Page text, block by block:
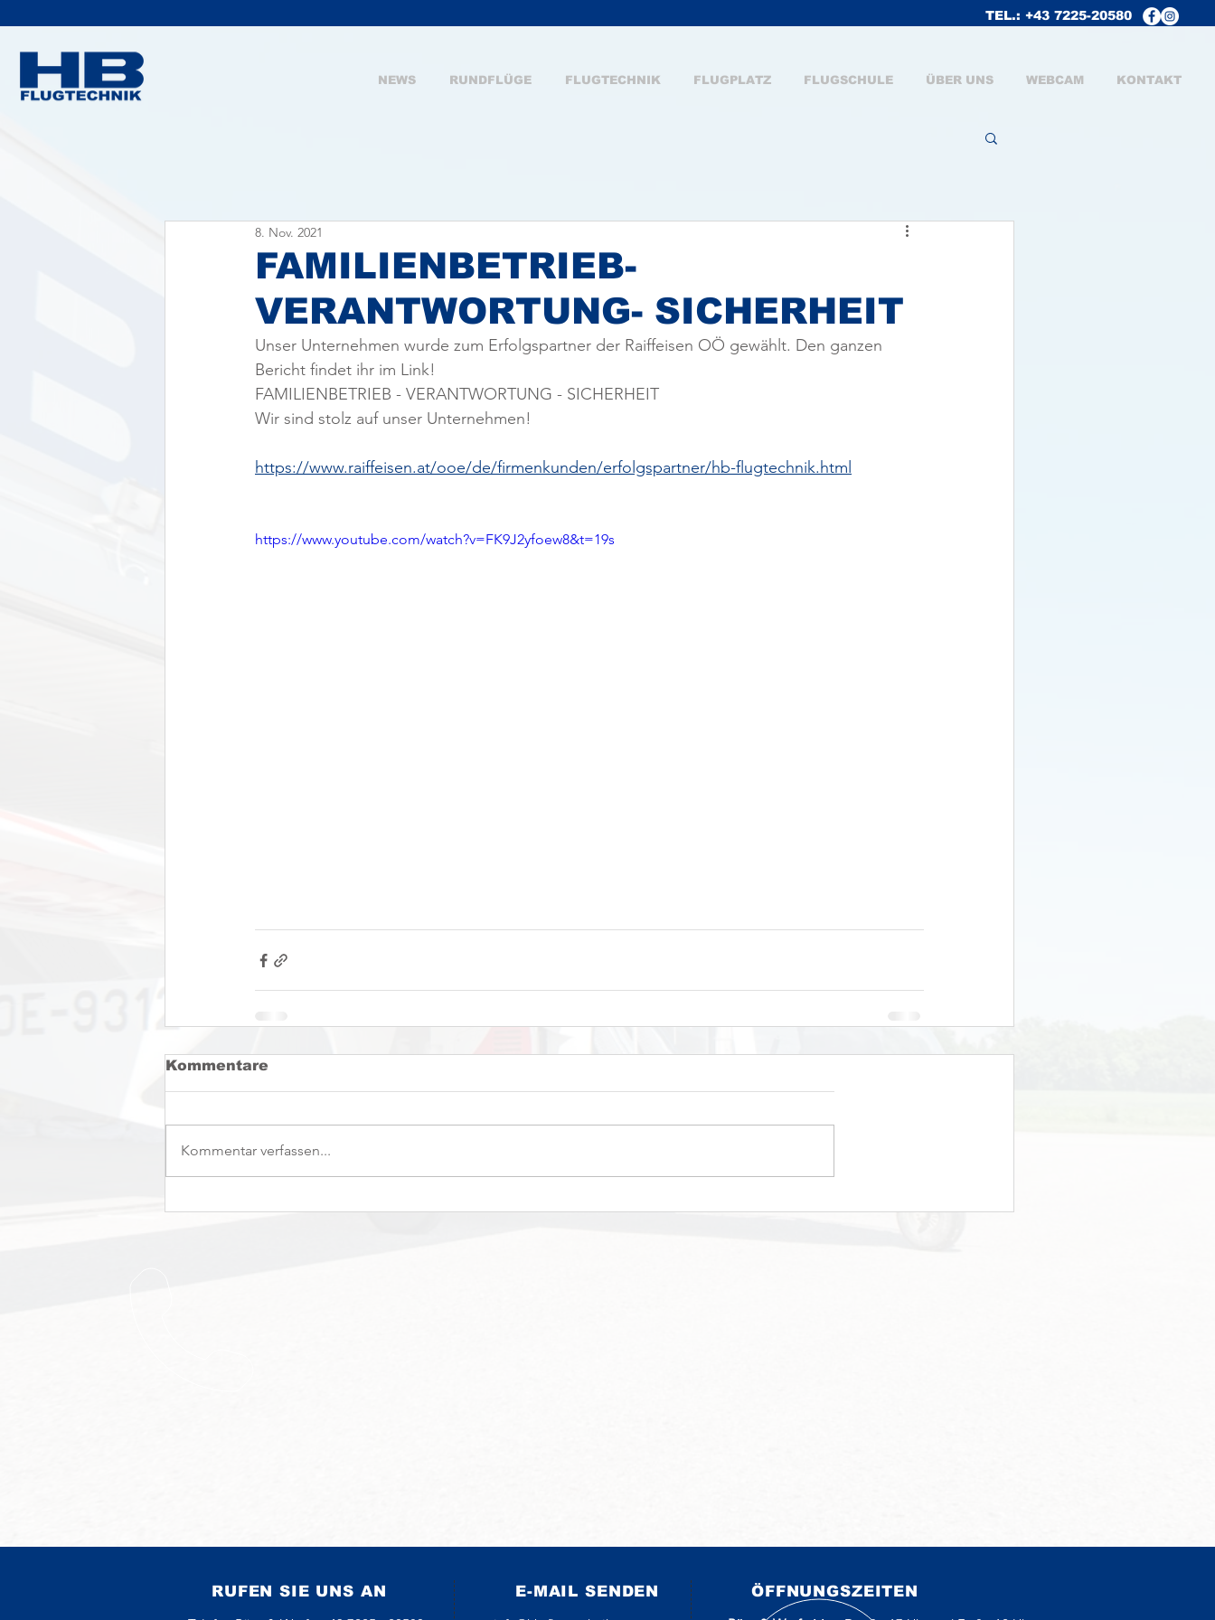
TEL.: +43 7225-20580
NEWS RUNDFLÜGE FLUGTECHNIK FLUGPLATZ FLUGSCHULE ÜBER UNS WEBCAM KONTAKT
FAMILIENBETRIEB-
VERANTWORTUNG- SICHERHEIT
8. Nov. 2021
Unser Unternehmen wurde zum Erfolgspartner der Raiffeisen OÖ gewählt. Den ganzen
Bericht findet ihr im Link!
FAMILIENBETRIEB - VERANTWORTUNG - SICHERHEIT
Wir sind stolz auf unser Unternehmen!
https://www.raiffeisen.at/ooe/de/firmenkunden/erfolgspartner/hb-flugtechnik.html
https://www.youtube.com/watch?v=FK9J2yfoew8&t=19s
Kommentare
Kommentar verfassen...
RUFEN SIE UNS AN
E-MAIL SENDEN
ÖFFNUNGSZEITEN